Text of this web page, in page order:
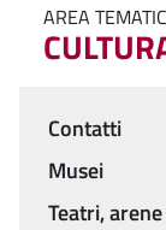
AREA
Menu
Contatti
Musei
Teatri,